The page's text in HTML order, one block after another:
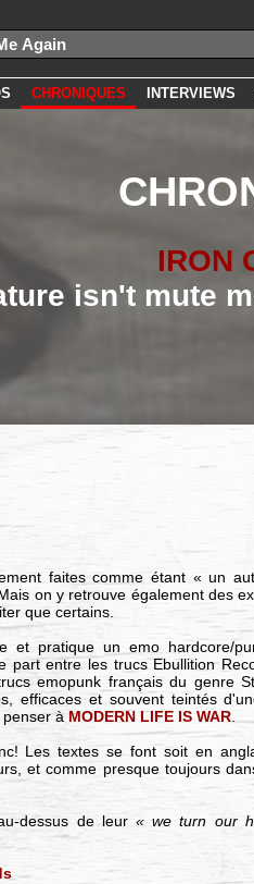
CHRONIQUES INTERVIEWS
IRON
isn't mute
faites comme étant « un
on y retrouve également des
que certains.
pratique un emo hardcore/
part entre les trucs Ebullition
emopunk français du genre
efficaces et souvent teintés
à MODERN LIFE IS WAR.
Les textes se font soit en
et comme presque toujours
dessus de leur « we turn our